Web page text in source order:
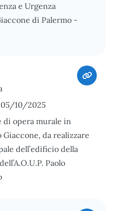
e Urgenza
di Palermo -
05/10/2025
di opera murale in
Giaccone, da realizzare
dell’edificio della
Paolo